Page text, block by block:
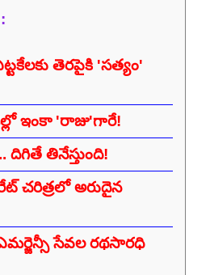
తెరపైకి 'సత్యం'
ఇంకా 'రాజు'గారే!
తినేస్తుంది!
చరిత్రలో అరుదైన
సేవల రథసారధి